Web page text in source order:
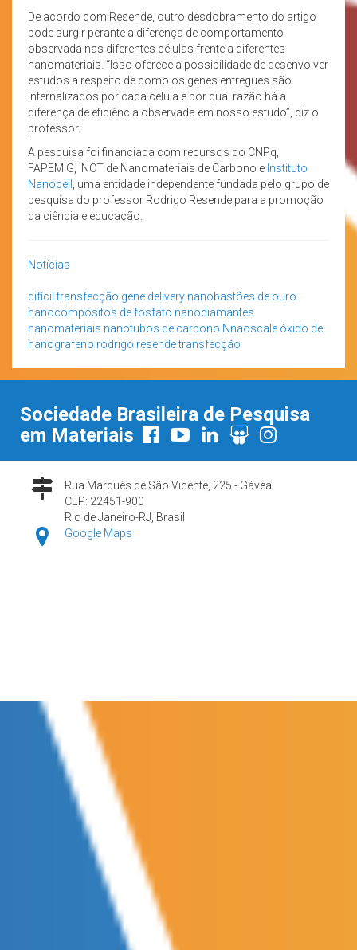
De acordo com Resende, outro desdobramento do artigo
pode surgir perante a diferença de comportamento
observada nas diferentes células frente a diferentes
nanomateriais. “Isso oferece a possibilidade de desenvolver
estudos a respeito de como os genes entregues são
internalizados por cada célula e por qual razão há a
diferença de eficiência observada em nosso estudo”, diz o
professor.
A pesquisa foi financiada com recursos do CNPq,
FAPEMIG, INCT de Nanomateriais de Carbono e Instituto
Nanocell
, uma entidade independente fundada pelo grupo de
pesquisa do professor Rodrigo Resende para a promoção
da ciência e educação.
Notícias
difícil transfecção gene delivery nanobastões de ouro
nanocompósitos de fosfato nanodiamantes
nanomateriais nanotubos de carbono Nnaoscale óxido de
nanografeno rodrigo resendetransfecção
Sociedade Brasileira de Pesquisa
em Materiais
Rua Marquês de São Vicente, 225 - Gávea
CEP: 22451-900
Rio de Janeiro-RJ, Brasil
Google Maps